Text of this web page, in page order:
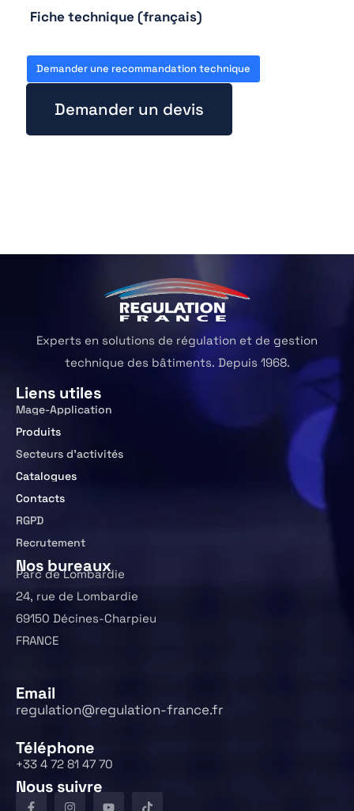
Fiche technique (français)
Demander une recommandation technique
Demander un devis
Experts en solutions de régulation et de gestion
technique des bâtiments. Depuis 1968.
Liens utiles
Mage-Application
Produits
Secteurs d’activités
Catalogues
Contacts
RGPD
Recrutement
Nos bureaux
Parc de Lombardie
24, rue de Lombardie
69150 Décines-Charpieu
FRANCE
Email
regulation@regulation-france.fr
Téléphone
+33 4 72 81 47 70
Nous suivre